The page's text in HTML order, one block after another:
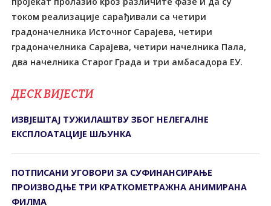
током реализације сарађивали са четири
градоначелника Источног Сарајева, четири
градоначелника Сарајева, четири начелника Пала,
два начелника Старог Града и три амбасадора ЕУ.
ДЕСК ВИЈЕСТИ
ИЗВЈЕШТАЈ ТУЖИЛАШТВУ ЗБОГ НЕЛЕГАЛНЕ
ЕКСПЛОАТАЦИЈЕ ШЉУНКА
ПОТПИСАНИ УГОВОРИ ЗА СУФИНАНСИРАЊЕ
ПРОИЗВОДЊЕ ТРИ КРАТКОМЕТРАЖНА АНИМИРАНА
ФИЛМА